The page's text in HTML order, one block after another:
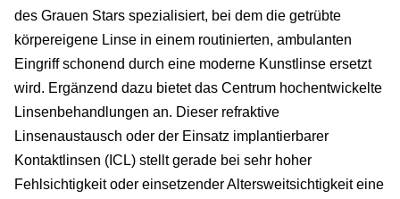
des Grauen Stars spezialisiert, bei dem die getrübte
körpereigene Linse in einem routinierten, ambulanten
Eingriff schonend durch eine moderne Kunstlinse ersetzt
wird. Ergänzend dazu bietet das Centrum hochentwickelte
Linsenbehandlungen an. Dieser refraktive
Linsenaustausch oder der Einsatz implantierbarer
Kontaktlinsen (ICL) stellt gerade bei sehr hoher
Fehlsichtigkeit oder einsetzender Altersweitsichtigkeit eine